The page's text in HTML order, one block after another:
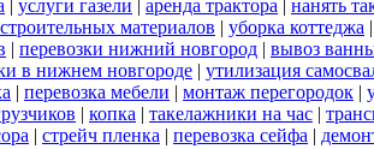
| услуги газели | аренда трактора | нанять
материалов | уборка коттеджа
| перевозки нижний новгород | вывоз
в нижнем новгороде | утилизация
| перевозка мебели | монтаж перегородок |
| копка | такелажники на час |
| стрейч пленка | перевозка сейфа |